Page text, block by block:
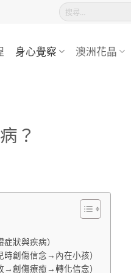
搜
尋
字:
身心覺察 澳洲花晶
？
狀與疾病）
創傷信念→內在小孩）
→創傷療癒→轉化信念）